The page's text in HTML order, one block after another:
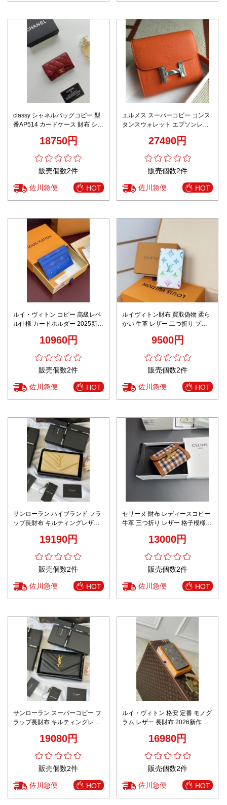
classy シャネルバッグコピー 型
番AP514 カードケース 財布 シン
18750円
販売個数2件
佐川急便 HOT
エルメス スーパーコピー コンス
タンスウォレット エプソンレザ
27490円
販売個数2件
佐川急便 HOT
ルイ・ヴィトン コピー 高級レベ
ル仕様 カードホルダー 2025新作
数量限定入荷10960円
販売個数2件
佐川急便 HOT
ルイヴィトン財布 買取偽物 柔ら
かい 牛革 レザー 二つ折り プリ
9500円
販売個数2件
佐川急便 HOT
サンローラン ハイブランド フラ
ップ長財布 キルティングレザー
19190円
販売個数2件
佐川急便 HOT
セリーヌ 財布 レディースコピー
牛革 三つ折り レザー 格子模様
13000円
販売個数2件
佐川急便 HOT
サンローラン スーパーコピー フ
ラップ長財布 キルティングレザ
19080円
販売個数2件
佐川急便 HOT
ルイ・ヴィトン 格安 定番 モノグ
ラム レザー 長財布 2026新作 高
心サイト 秘密厳守配送
16980円
販売個数2件
佐川急便 HOT